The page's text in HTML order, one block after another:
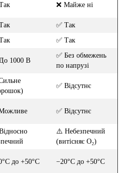
❌ Майже ні
✅ Так
✅ Так
1000 В
✅ Без обмежень
по напрузі
✅ Відсутнє
✅ Відсутнє
⚠️ Небезпечний
(витісняє O₂)
до +50°C −20°C до +50°C